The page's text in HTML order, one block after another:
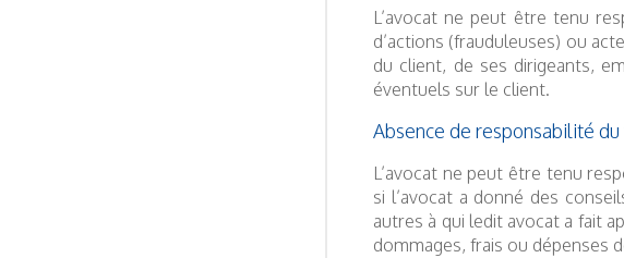
L’avocat ne peut être tenu
d’actions (frauduleuses) ou
du client, de ses dirigeants,
éventuels sur le client.
Absence de responsabilité
L’avocat ne peut être tenu
si l’avocat a donné des
autres à qui ledit avocat a fait
dommages, frais ou dépenses